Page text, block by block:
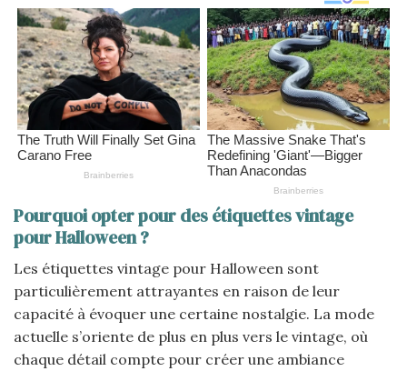
Pourquoi opter pour des étiquettes vintage
pour Halloween ?
Les étiquettes vintage pour Halloween sont
particulièrement attrayantes en raison de leur
capacité à évoquer une certaine nostalgie. La mode
actuelle s’oriente de plus en plus vers le vintage, où
chaque détail compte pour créer une ambiance